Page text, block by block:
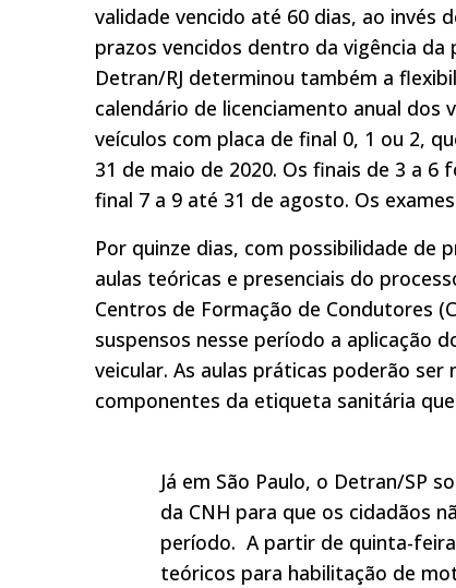
validade vencido até 60 dias, ao invés
prazos vencidos dentro da vigência
Detran/RJ determinou também a
calendário de licenciamento anual dos
veículos com placa de final 0, 1 ou 2,
31 de maio de 2020. Os finais de 3 a
final 7 a 9 até 31 de agosto. Os
Por quinze dias, com possibilidade de
aulas teóricas e presenciais do
Centros de Formação de Condutores
suspensos nesse período a aplicação
veicular. As aulas práticas poderão
componentes da etiqueta sanitária
Já em São Paulo, o Detran/SP
da CNH para que os cidadãos
período. A partir de quinta-
teóricos para habilitação de